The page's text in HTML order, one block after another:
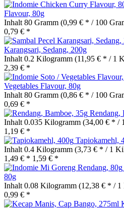
Flavour, 80g
Inhalt 80 Gramm (0,99 € * / 100
0,79 € *
Karangsari, Sedang, 200g
Inhalt 0.2 Kilogramm (11,95 € * / 1
2,39 € *
Vegetables Flavour, 80g
Inhalt 80 Gramm (0,86 € * / 100
0,69 € *
Rendang,
Inhalt 0.035 Kilogramm (34,00 € * /
1,19 € *
Tapiokamehl,
Inhalt 0.4 Kilogramm (3,73 € * / 1
1,49 € * 1,59 € *
80g
Inhalt 0.08 Kilogramm (12,38 € * / 1
0,99 € *